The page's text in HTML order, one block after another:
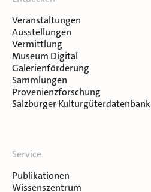
Veranstaltungen
Ausstellungen
Vermittlung
Museum Digital
Galerienförderung
Sammlungen
Provenienzforschung
Salzburger Kulturgüterdatenbank
Service
Publikationen
Wissenszentrum